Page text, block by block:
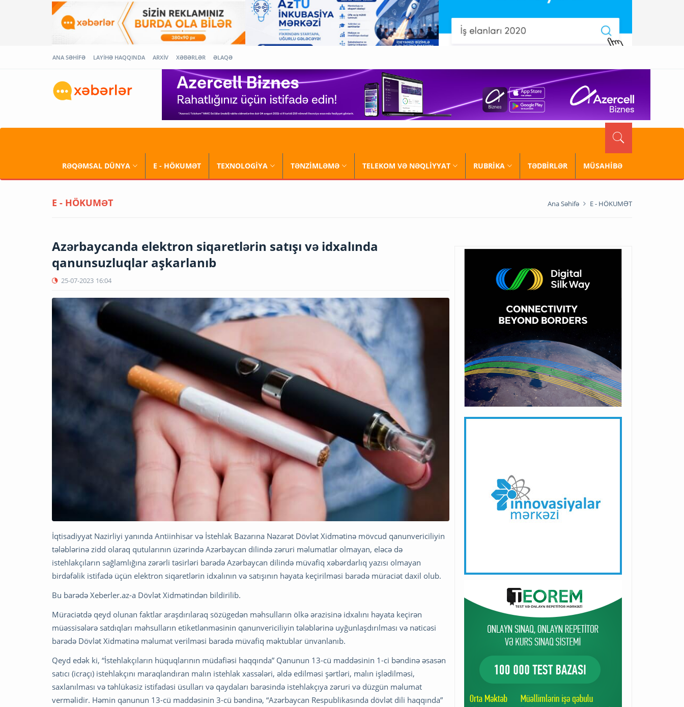
ANA SƏHİFƏ LAYİHƏ HAQQINDA ARXİV XƏBƏRLƏR ƏLAQƏ
RƏQƏMSAL DÜNYA E - HÖKUMƏT TEXNOLOGİYA TƏNZİMLƏMƏ TELEKOM VƏ NƏQLİYYAT RUBRİKA TƏDBİRLƏR MÜSAHİBƏ
E - HÖKUMƏT Ana Səhifə E - HÖKUMƏT
Azərbaycanda elektron siqaretlərin satışı və idxalında
qanunsuzluqlar aşkarlanıb
25-07-2023 16:04
İqtisadiyyat Nazirliyi yanında Antiinhisar və İstehlak Bazarına Nəzarət Dövlət Xidmətinə mövcud qanunvericiliyin
tələblərinə zidd olaraq qutularının üzərində Azərbaycan dilində zəruri məlumatlar olmayan, eləcə də
istehlakçıların sağlamlığına zərərli təsirləri barədə Azərbaycan dilində müvafiq xəbərdarlıq yazısı olmayan
birdəfəlik istifadə üçün elektron siqaretlərin idxalının və satışının həyata keçirilməsi barədə müraciət daxil olub.
Bu barədə Xeberler.az-a Dövlət Xidmətindən bildirilib.
Müraciətdə qeyd olunan faktlar araşdırılaraq sözügedən məhsulların ölkə ərazisinə idxalını həyata keçirən
müəssisələrə satdıqları məhsulların etiketlənməsinin qanunvericiliyin tələblərinə uyğunlaşdırılması və nəticəsi
barədə Dövlət Xidmətinə məlumat verilməsi barədə müvafiq məktublar ünvanlanıb.
Qeyd edək ki, “İstehlakçıların hüquqlarının müdafiəsi haqqında” Qanunun 13-cü maddəsinin 1-ci bəndinə əsasən
satıcı (icraçı) istehlakçını maraqlandıran malın istehlak xassələri, əldə edilməsi şərtləri, malın işlədilməsi,
saxlanılması və təhlükəsiz istifadəsi üsulları və qaydaları barəsində istehlakçıya zəruri və düzgün məlumat
verməlidir. Həmin qanunun 13-cü maddəsinin 3-cü bəndinə, “Azərbaycan Respublikasında dövlət dili haqqında”